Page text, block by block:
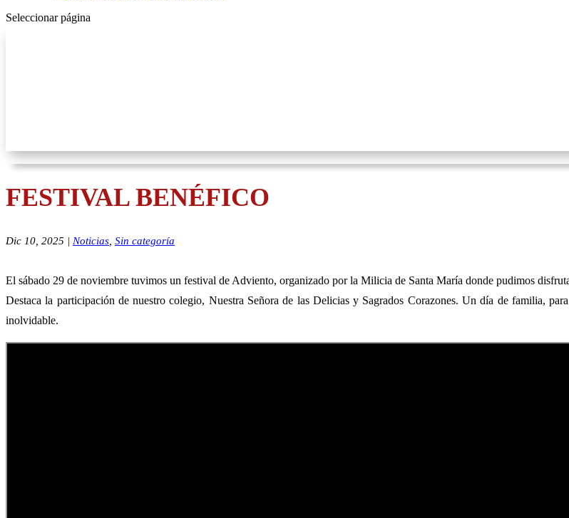
Seleccionar página
FESTIVAL BENÉFICO
Dic 10, 2025 | Noticias Sin categoría
El sábado 29 de noviembre tuvimos un festival de Adviento, organizado por la Milicia de Santa María donde pudimos
Destaca la participación de nuestro colegio, Nuestra Señora de las Delicias y Sagrados Corazones. Un día de familia,
inolvidable.